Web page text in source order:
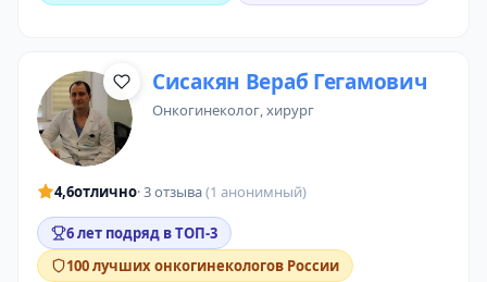
Сисакян Вераб Гегамович
онкогинеколог, хирург
4,6отлично· 3 отзыва(1 анонимный)
6 лет подряд в ТОП-3
100 лучших онкогинекологов России